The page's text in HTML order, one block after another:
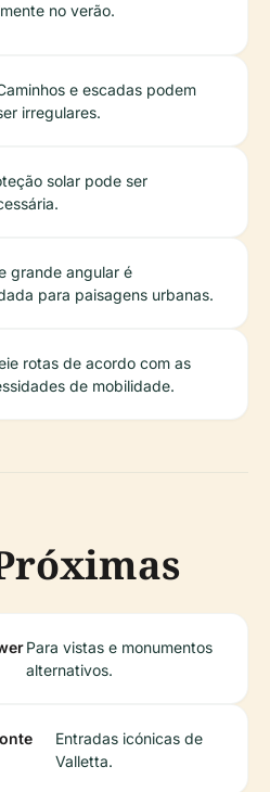
no verão.
e escadas podem
irregulares.
solar pode ser
grande angular é
para paisagens urbanas.
rotas de acordo com as
de mobilidade.
Para vistas e monumentos
alternativos.
Entradas icónicas de
Valletta.